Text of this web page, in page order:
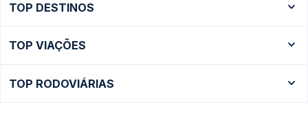
TOP DESTINOS
Ônibus São Paulo
TOP VIAÇÕES
TOP RODOVIÁRIAS